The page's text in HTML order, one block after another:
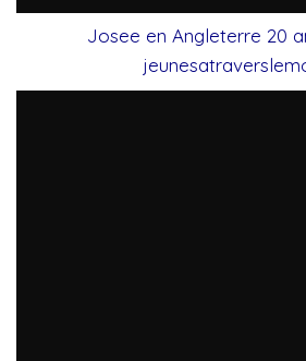
Josee en Angleterre 20